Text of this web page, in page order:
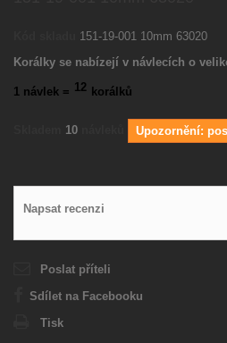
151-19-001 10mm 63020
Korálky se nabízejí v návlecích o
1 návlek = 12 korálků
10 Upozornění:
Napsat recenzi
Poslat příteli
Sdílet na Facebooku
Tisk